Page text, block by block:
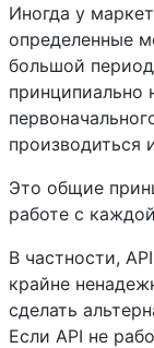
Иногда у
определенные
большой
принципиально
производиться
Это общие
работе с
В частности,
крайне
сделать
Если API не